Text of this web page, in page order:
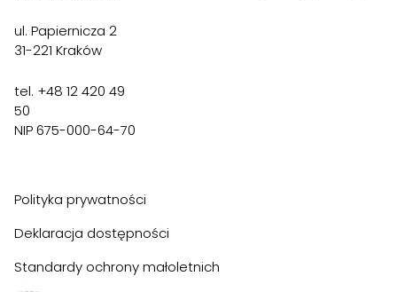
ul. Papiernicza 2
31-221 Kraków
tel. +48 12 420 49
50
NIP 675-000-64-70
Polityka prywatności
Deklaracja dostępności
Standardy ochrony małoletnich